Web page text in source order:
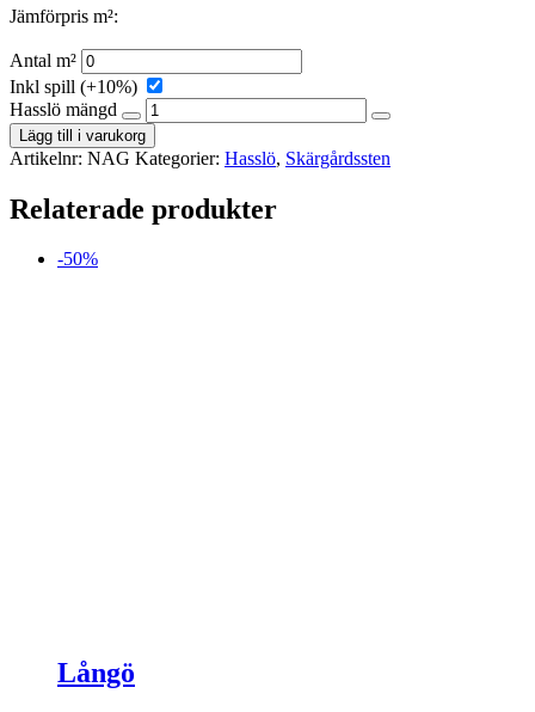
Jämförpris m²:
Antal m²
Inkl spill (+10%)
Hasslö mängd
Lägg till i varukorg
Artikelnr: NAG Kategorier: Hasslö, Skärgårdssten
Relaterade produkter
-50%
Långö